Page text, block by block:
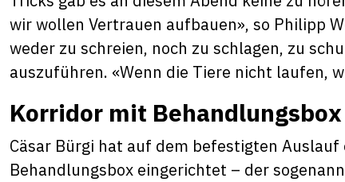
wir wollen Vertrauen aufbauen», so Philipp
weder zu schreien, noch zu schlagen, zu
auszuführen. «Wenn die Tiere nicht laufen,
Korridor mit Behandlungsbox
Cäsar Bürgi hat auf dem befestigten
Behandlungsbox eingerichtet – der